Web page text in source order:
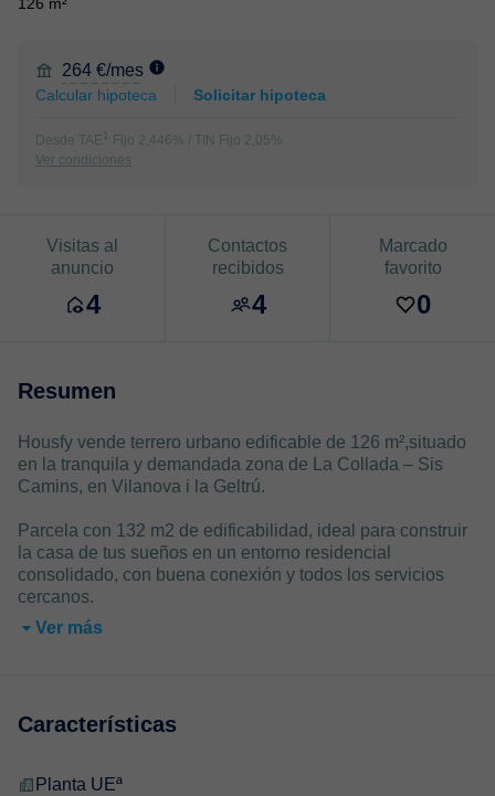
126 m²
264 €/mes
Calcular hipoteca Solicitar hipoteca
Desde TAE 1
Fijo 2,446% / TIN Fijo 2,05%
Ver condiciones
Visitas al
anuncio
4
Contactos
recibidos
4
Marcado
favorito
0
Resumen
Housfy vende terrero urbano edificable de 126 m²,situado
en la tranquila y demandada zona de La Collada – Sis
Camins, en Vilanova i la Geltrú.
Parcela con 132 m2 de edificabilidad, ideal para construir
la casa de tus sueños en un entorno residencial
consolidado, con buena conexión y todos los servicios
cercanos.
Ver más
Características
Planta UEª